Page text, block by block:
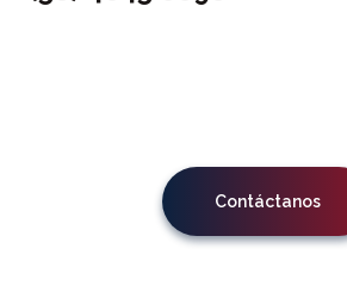
Contáctanos